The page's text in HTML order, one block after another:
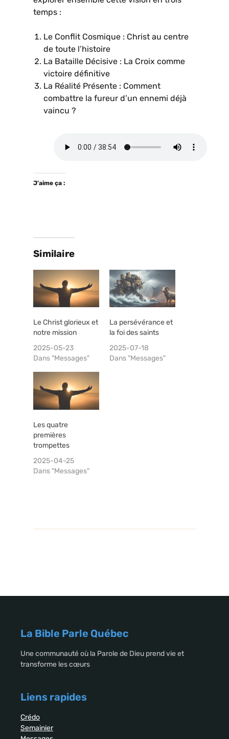
temps :
Le Conflit Cosmique : Christ au centre
de toute l’histoire
La Bataille Décisive : La Croix comme
victoire définitive
La Réalité Présente : Comment
combattre la fureur d’un ennemi déjà
vaincu ?
J’aime ça :
Similaire
Le Christ glorieux et
notre mission
2025-05-23
Dans "Messages"
La persévérance et
la foi des saints
2025-07-18
Dans "Messages"
Les quatre
premières
trompettes
2025-04-25
Dans "Messages"
La Bible Parle Québec
Une communauté où la Parole de Dieu prend vie et
transforme les cœurs
Liens rapides
Crédo
Semainier